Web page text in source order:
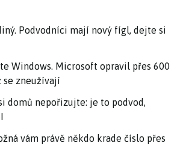
Podvodníci mají nový fígl, dejte si
Windows. Microsoft opravil přes 600
se zneužívají
domů nepořizujte: je to podvod,
vám právě někdo krade číslo přes